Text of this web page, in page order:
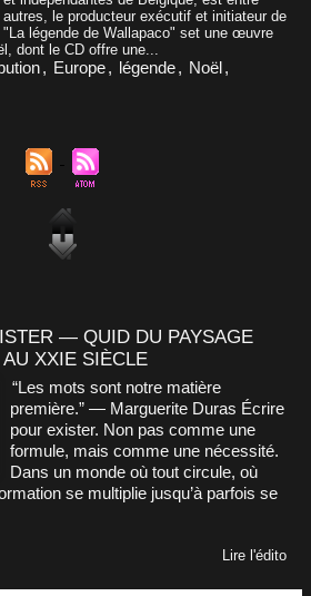
autres, le producteur exécutif et initiateur de
légende de Wallapaco" set une œuvre
dont le CD offre une...
, Europe, légende, Noël,
— QUID DU PAYSAGE
XXIE SIÈCLE
“Les mots sont notre matière
première.” — Marguerite Duras Écrire
pour exister. Non pas comme une
formule, mais comme une nécessité.
Dans un monde où tout circule, où
se multiplie jusqu’à parfois se
Lire l'édito